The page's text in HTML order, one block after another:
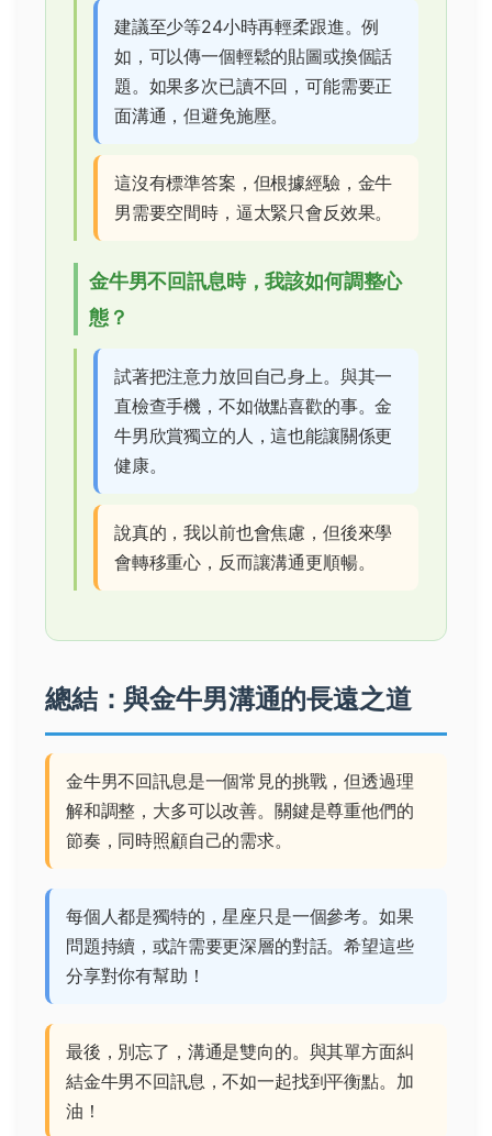
建議至少等24小時再輕柔跟進。例
如，可以傳一個輕鬆的貼圖或換個話
題。如果多次已讀不回，可能需要正
面溝通，但避免施壓。
這沒有標準答案，但根據經驗，金牛
男需要空間時，逼太緊只會反效果。
金牛男不回訊息時，我該如何調整心
態？
試著把注意力放回自己身上。與其一
直檢查手機，不如做點喜歡的事。金
牛男欣賞獨立的人，這也能讓關係更
健康。
說真的，我以前也會焦慮，但後來學
會轉移重心，反而讓溝通更順暢。
總結：與金牛男溝通的長遠之道
金牛男不回訊息是一個常見的挑戰，但透過理
解和調整，大多可以改善。關鍵是尊重他們的
節奏，同時照顧自己的需求。
每個人都是獨特的，星座只是一個參考。如果
問題持續，或許需要更深層的對話。希望這些
分享對你有幫助！
最後，別忘了，溝通是雙向的。與其單方面糾
結金牛男不回訊息，不如一起找到平衡點。加
油！